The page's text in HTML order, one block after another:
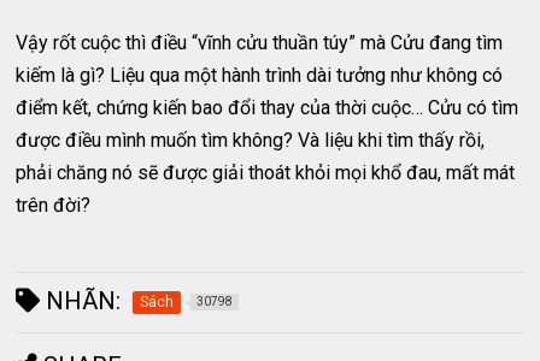
Vậy rốt cuộc thì điều “vĩnh cửu thuần túy” mà Cửu đang tìm
kiếm là gì? Liệu qua một hành trình dài tưởng như không có
điểm kết, chứng kiến bao đổi thay của thời cuộc… Cửu có tìm
được điều mình muốn tìm không? Và liệu khi tìm thấy rồi,
phải chăng nó sẽ được giải thoát khỏi mọi khổ đau, mất mát
trên đời?
NHÃN: Sách 30798